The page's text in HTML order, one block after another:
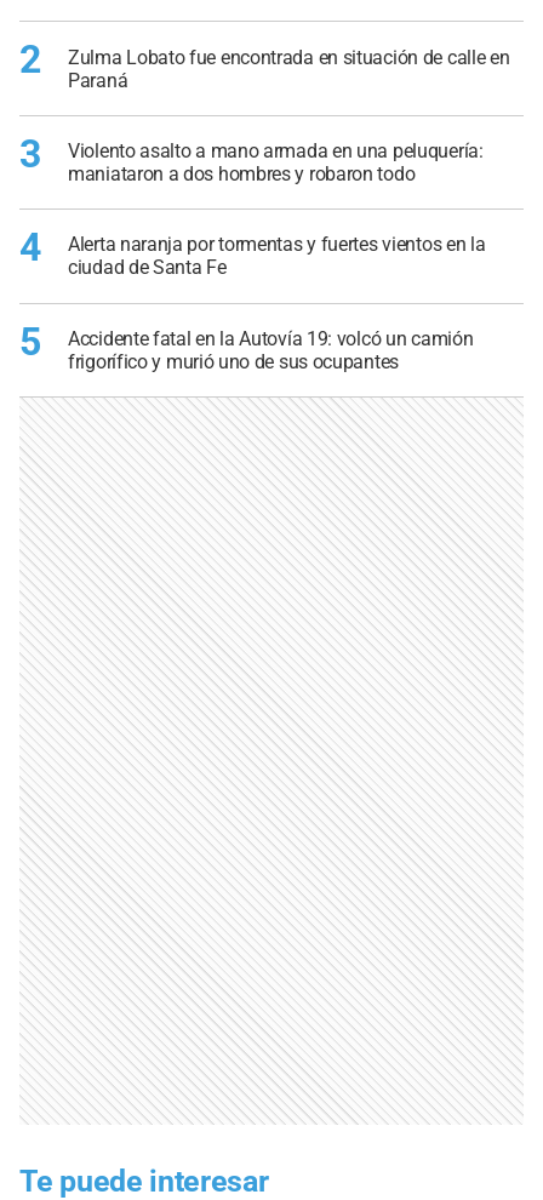
2
Zulma Lobato fue encontrada en situación de calle en
Paraná
3
Violento asalto a mano armada en una peluquería:
maniataron a dos hombres y robaron todo
4
Alerta naranja por tormentas y fuertes vientos en la
ciudad de Santa Fe
5
Accidente fatal en la Autovía 19: volcó un camión
frigorífico y murió uno de sus ocupantes
Te puede interesar